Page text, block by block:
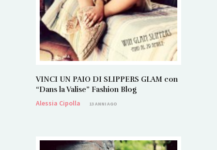
VINCI UN PAIO DI SLIPPERS GLAM con
“Dans la Valise” Fashion Blog
Alessia Cipolla
13 ANNI AGO